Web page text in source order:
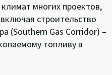
многих проектов,
строительство
(Southern Gas Corridor) –
топливу в